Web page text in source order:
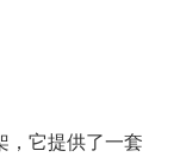
，它提供了一套